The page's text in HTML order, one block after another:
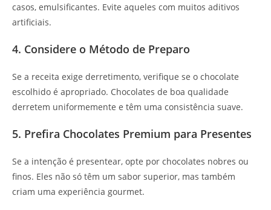
casos, emulsificantes. Evite aqueles com muitos aditivos
artificiais.
4. Considere o Método de Preparo
Se a receita exige derretimento, verifique se o chocolate
escolhido é apropriado. Chocolates de boa qualidade
derretem uniformemente e têm uma consistência suave.
5. Prefira Chocolates Premium para Presentes
Se a intenção é presentear, opte por chocolates nobres ou
finos. Eles não só têm um sabor superior, mas também
criam uma experiência gourmet.